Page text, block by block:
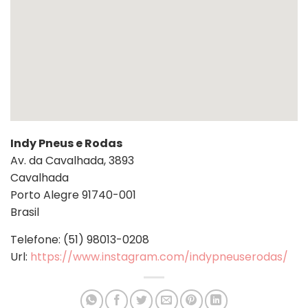
Indy Pneus e Rodas
Av. da Cavalhada, 3893
Cavalhada
Porto Alegre91740-001
Brasil
Telefone: (51) 98013-0208
Url: https://www.instagram.com/indypneuserodas/